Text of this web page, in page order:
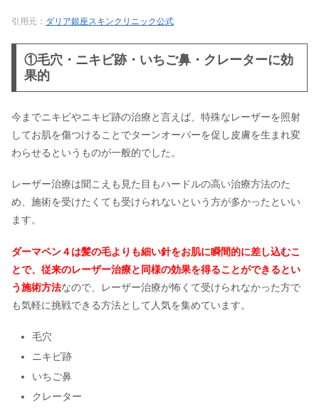
クセスも
品川美容外科・横浜院の口コミ｜アク
セスやドクターの評判は？
品川美容外科・仙台院の口コミ｜アク
セスやドクターの評判は？
引用元： ダリア銀座スキンクリニック公式
①毛穴・ニキビ跡・いちご鼻・クレーターに効
果的
今までニキビやニキビ跡の治療と言えば、特殊なレーザーを照射
してお肌を傷つけることでターンオーバーを促し皮膚を生まれ変
わらせるというものが一般的でした。
レーザー治療は聞こえも見た目もハードルの高い治療方法のた
め、施術を受けたくても受けられないという方が多かったといい
ます。
ダーマペン４は髪の毛よりも細い針をお肌に瞬間的に差し込むこ
とで、従来のレーザー治療と同様の効果を得ることができるとい
う施術方法なので、レーザー治療が怖くて受けられなかった方で
も気軽に挑戦できる方法として人気を集めています。
毛穴
ニキビ跡
いちご鼻
クレーター